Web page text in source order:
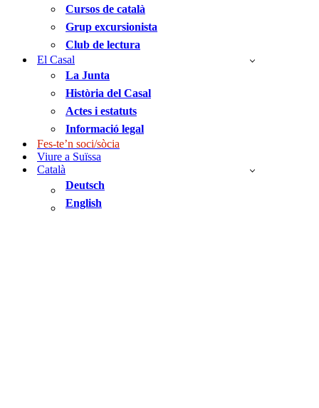
Cursos de català
Grup excursionista
Club de lectura
El Casal
La Junta
Història del Casal
Actes i estatuts
Informació legal
Fes-te’n soci/sòcia
Viure a Suïssa
Català
Deutsch
English